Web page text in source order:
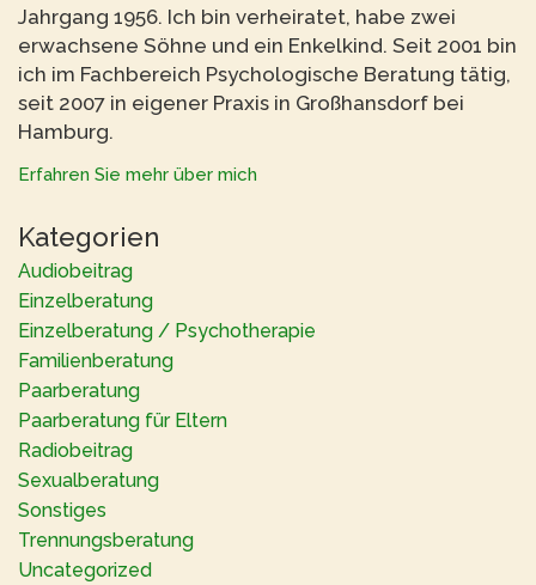
Jahrgang 1956. Ich bin verheiratet, habe zwei
erwachsene Söhne und ein Enkelkind. Seit 2001 bin
ich im Fachbereich Psychologische Beratung tätig,
seit 2007 in eigener Praxis in Großhansdorf bei
Hamburg.
Erfahren Sie mehr über mich
Kategorien
Audiobeitrag
Einzelberatung
Einzelberatung / Psychotherapie
Familienberatung
Paarberatung
Paarberatung für Eltern
Radiobeitrag
Sexualberatung
Sonstiges
Trennungsberatung
Uncategorized